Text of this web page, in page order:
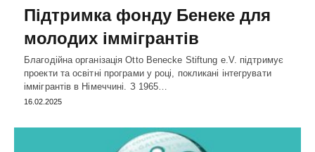
Підтримка фонду Бенеке для
молодих іммігрантів
Благодійна організація Otto Benecke Stiftung e.V. підтримує
проекти та освітні програми у році, покликані інтегрувати
іммігрантів в Німеччині. З 1965…
16.02.2025